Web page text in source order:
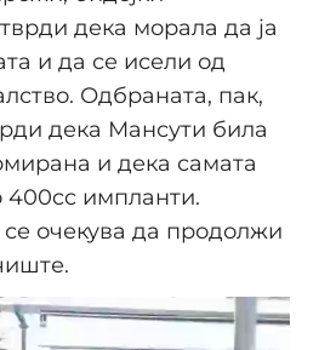
дека морала да ја
и да се исели од
Одбраната, пак,
дека Мансути била
и дека самата
400cc импланти.
очекува да продолжи